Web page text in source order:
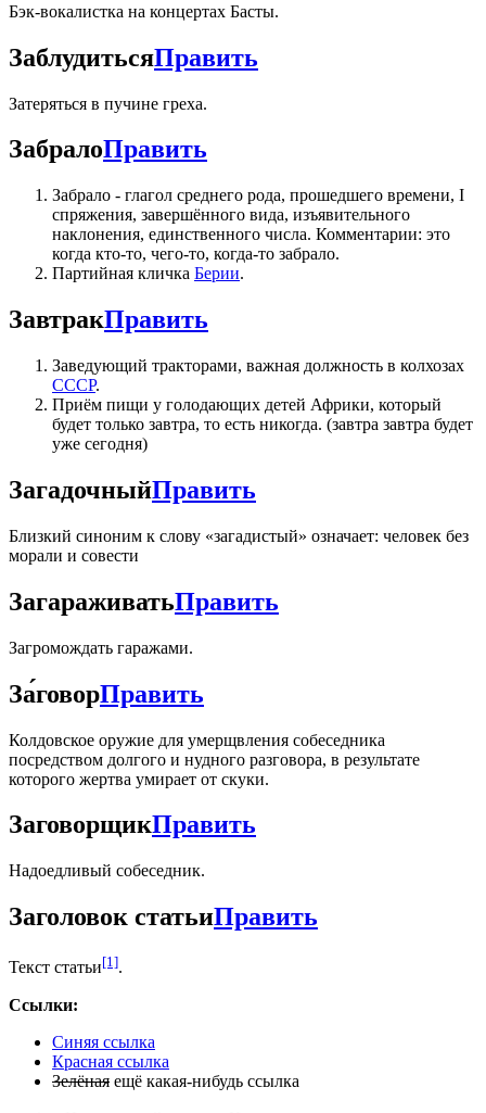
Бэк-вокалистка на концертах Басты.
ЗаблудитьсяПравить
Затеряться в пучине греха.
ЗабралоПравить
Забрало - глагол среднего рода, прошедшего времени, I
спряжения, завершённого вида, изъявительного
наклонения, единственного числа. Комментарии: это
когда кто-то, чего-то, когда-то забрало.
Партийная кличка Берии.
ЗавтракПравить
Заведующий тракторами, важная должность в колхозах
СССР.
Приём пищи у голодающих детей Африки, который
будет только завтра, то есть никогда. (завтра завтра будет
уже сегодня)
ЗагадочныйПравить
Близкий синоним к слову «загадистый» означает: человек без
морали и совести
ЗагараживатьПравить
Загромождать гаражами.
За́говорПравить
Колдовское оружие для умерщвления собеседника
посредством долгого и нудного разговора, в результате
которого жертва умирает от скуки.
ЗаговорщикПравить
Надоедливый собеседник.
Заголовок статьиПравить
Текст статьи[1].
Ссылки:
Синяя ссылка
Красная ссылка
Зелёная ещё какая-нибудь ссылка